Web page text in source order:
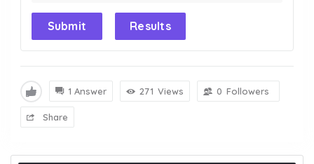
Submit Results
1 Answer 271 Views 0 Followers
Share